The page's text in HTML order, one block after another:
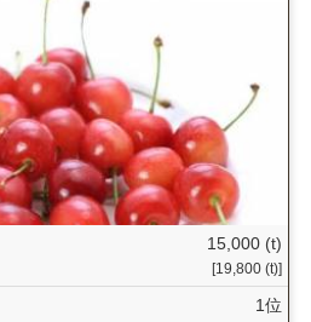
15,000 (t)
[19,800 (t)]
1位